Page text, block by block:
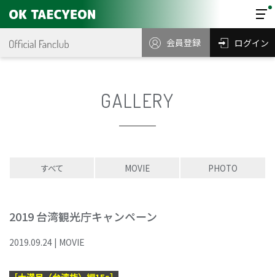
会員登録 ログイン
GALLERY
すべて MOVIE PHOTO
2019 台湾観光庁キャンペーン
2019.09.24 | MOVIE